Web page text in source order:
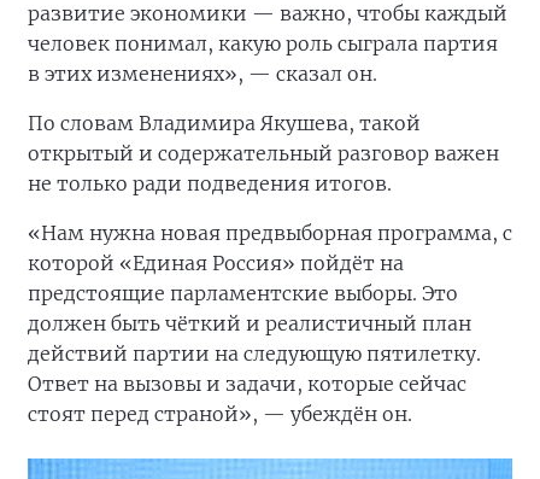
развитие экономики — важно, чтобы каждый
человек понимал, какую роль сыграла партия
в этих изменениях», — сказал он.
По словам Владимира Якушева, такой
открытый и содержательный разговор важен
не только ради подведения итогов.
«Нам нужна новая предвыборная программа, с
которой «Единая Россия» пойдёт на
предстоящие парламентские выборы. Это
должен быть чёткий и реалистичный план
действий партии на следующую пятилетку.
Ответ на вызовы и задачи, которые сейчас
стоят перед страной», — убеждён он.